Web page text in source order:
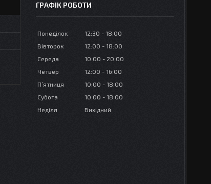
ГРАФІК РОБОТИ
Понеділок 12:30
18:00
Вівторок
12:00
18:00
Середа
10:00
20:00
Четвер
12:00
16:00
Пʼятниця
10:00
18:00
Субота
10:00
18:00
Неділя
Вихідний